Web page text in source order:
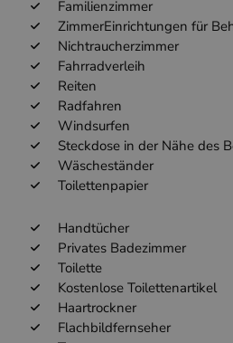
Familienzimmer
ZimmerEinrichtungen für
Nichtraucherzimmer
Fahrradverleih
Reiten
Radfahren
Windsurfen
Steckdose in der Nähe des
Wäscheständer
Toilettenpapier
Handtücher
Privates Badezimmer
Toilette
Kostenlose Toilettenartikel
Haartrockner
Flachbildfernseher